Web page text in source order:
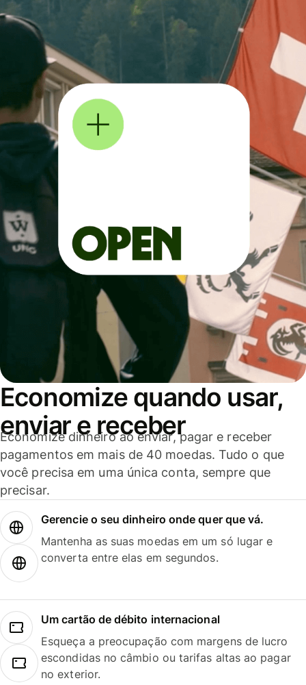
Economize quando usar,
enviar e receber
Economize dinheiro ao enviar, pagar e receber
pagamentos em mais de 40 moedas. Tudo o que
você precisa em uma única conta, sempre que
precisar.
Gerencie o seu dinheiro onde quer que vá.
Mantenha as suas moedas em um só lugar e
converta entre elas em segundos.
Um cartão de débito internacional
Esqueça a preocupação com margens de lucro
escondidas no câmbio ou tarifas altas ao pagar
no exterior.